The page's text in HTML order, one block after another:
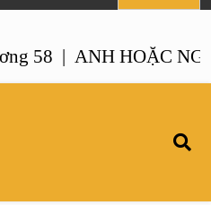
58 |ANH HOẶC